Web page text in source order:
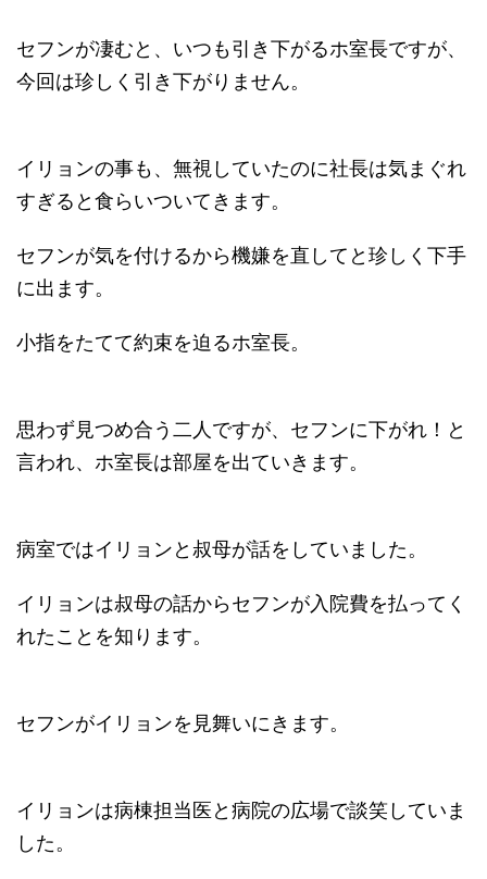
セフンが凄むと、いつも引き下がるホ室長ですが、
今回は珍しく引き下がりません。
イリョンの事も、無視していたのに社長は気まぐれ
すぎると食らいついてきます。
セフンが気を付けるから機嫌を直してと珍しく下手
に出ます。
小指をたてて約束を迫るホ室長。
思わず見つめ合う二人ですが、セフンに下がれ！と
言われ、ホ室長は部屋を出ていきます。
病室ではイリョンと叔母が話をしていました。
イリョンは叔母の話からセフンが入院費を払ってく
れたことを知ります。
セフンがイリョンを見舞いにきます。
イリョンは病棟担当医と病院の広場で談笑していま
した。